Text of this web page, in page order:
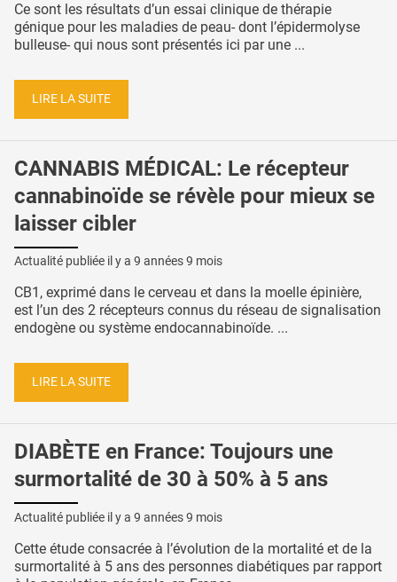
Ce sont les résultats d’un essai clinique de thérapie
génique pour les maladies de peau- dont l’épidermolyse
bulleuse- qui nous sont présentés ici par une ...
LIRE LA SUITE
CANNABIS MÉDICAL: Le récepteur
cannabinoïde se révèle pour mieux se
laisser cibler
Actualité publiée il y a 9 années 9 mois
CB1, exprimé dans le cerveau et dans la moelle épinière,
est l’un des 2 récepteurs connus du réseau de signalisation
endogène ou système endocannabinoïde. ...
LIRE LA SUITE
DIABÈTE en France: Toujours une
surmortalité de 30 à 50% à 5 ans
Actualité publiée il y a 9 années 9 mois
Cette étude consacrée à l’évolution de la mortalité et de la
surmortalité à 5 ans des personnes diabétiques par rapport